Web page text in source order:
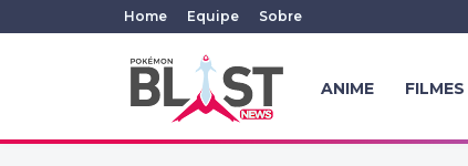
Home Equipe Sobre
ANIME FILMES